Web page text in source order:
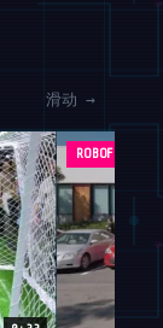
滑动 →
ROBOFEED